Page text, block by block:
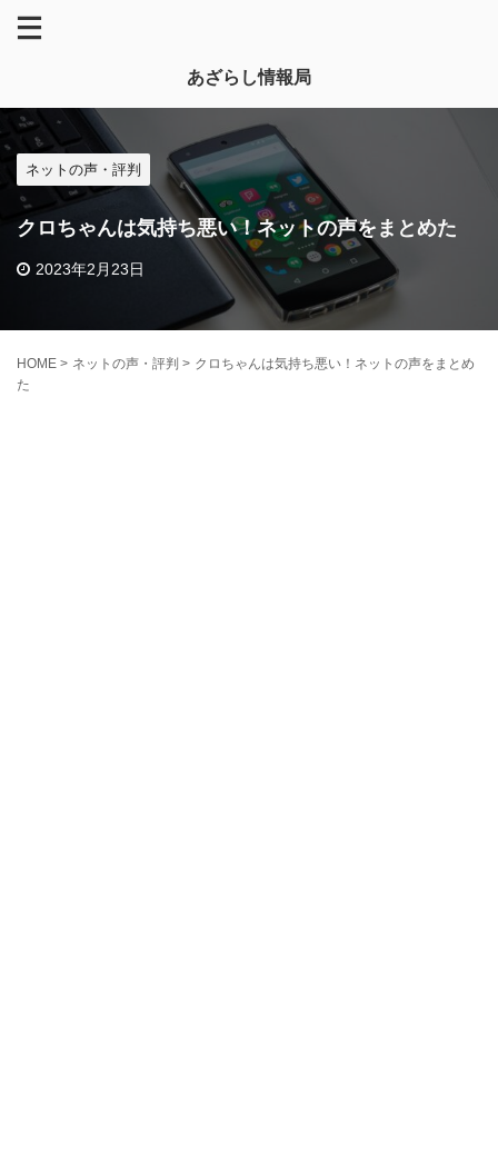
あざらし情報局
ネットの声・評判
クロちゃんは気持ち悪い！ネットの声をまとめた
2023年2月23日
HOME > ネットの声・評判 > クロちゃんは気持ち悪い！ネットの声をまとめ
た